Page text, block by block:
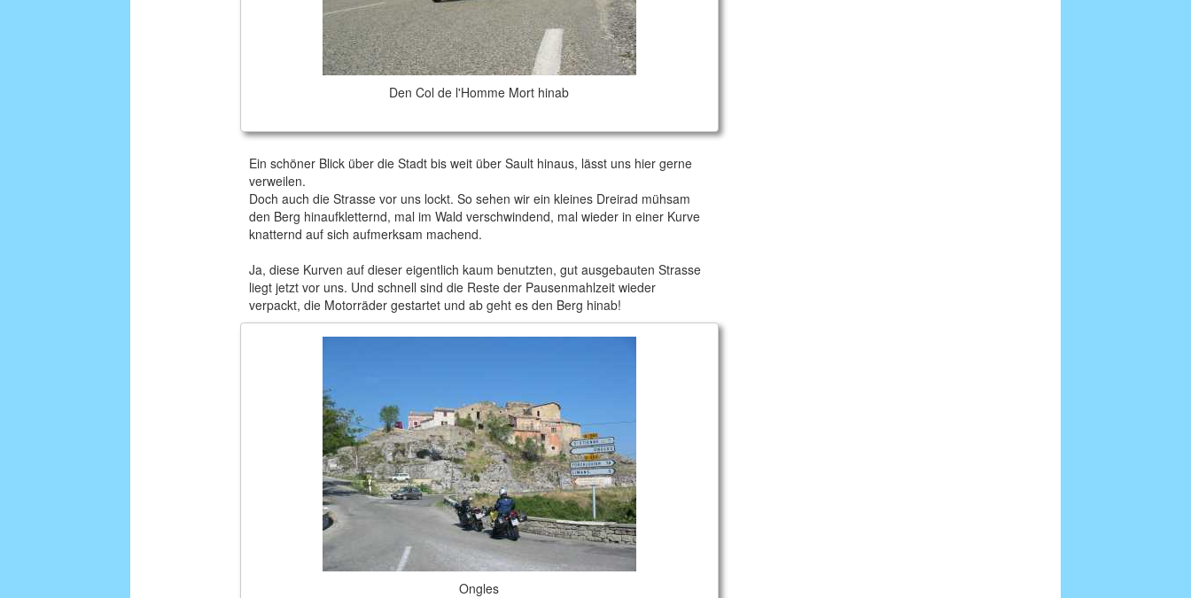
Den Col de l'Homme Mort hinab
Ein schöner Blick über die Stadt bis weit über Sault hinaus, lässt uns hier gerne
verweilen.
Doch auch die Strasse vor uns lockt. So sehen wir ein kleines Dreirad mühsam
den Berg hinaufkletternd, mal im Wald verschwindend, mal wieder in einer Kurve
knatternd auf sich aufmerksam machend.
Ja, diese Kurven auf dieser eigentlich kaum benutzten, gut ausgebauten Strasse
liegt jetzt vor uns. Und schnell sind die Reste der Pausenmahlzeit wieder
verpackt, die Motorräder gestartet und ab geht es den Berg hinab!
Ongles